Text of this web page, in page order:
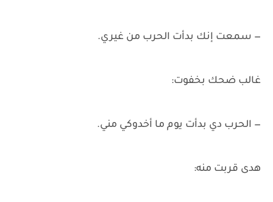
— سمعت إنك بدأت الحرب من غيري.
غالب ضحك بخفوت:
— الحرب دي بدأت يوم ما أخدوكي مني.
هدى قربت منه: